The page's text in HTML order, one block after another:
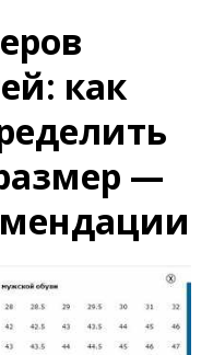
как
—